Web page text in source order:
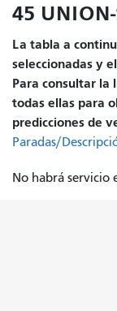
45
La tabla a
seleccionadas y
Para consultar la
todas ellas para
predicciones de
Paradas/
No habrá servicio